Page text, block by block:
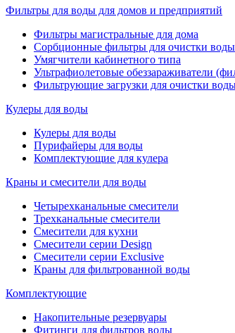
Фильтры для воды для домов и предприятий
Фильтры магистральные для дома
Сорбционные фильтры для очистки воды
Умягчители кабинетного типа
Ультрафиолетовые обеззараживатели
Фильтрующие загрузки для очистки
Кулеры для воды
Кулеры для воды
Пурифайеры для воды
Комплектующие для кулера
Краны и смесители для воды
Четырехканальные смесители
Трехканальные смесители
Смесители для кухни
Смесители серии Design
Смесители серии Exclusive
Краны для фильтрованной воды
Комплектующие
Накопительные резервуары
Фитинги для фильтров воды